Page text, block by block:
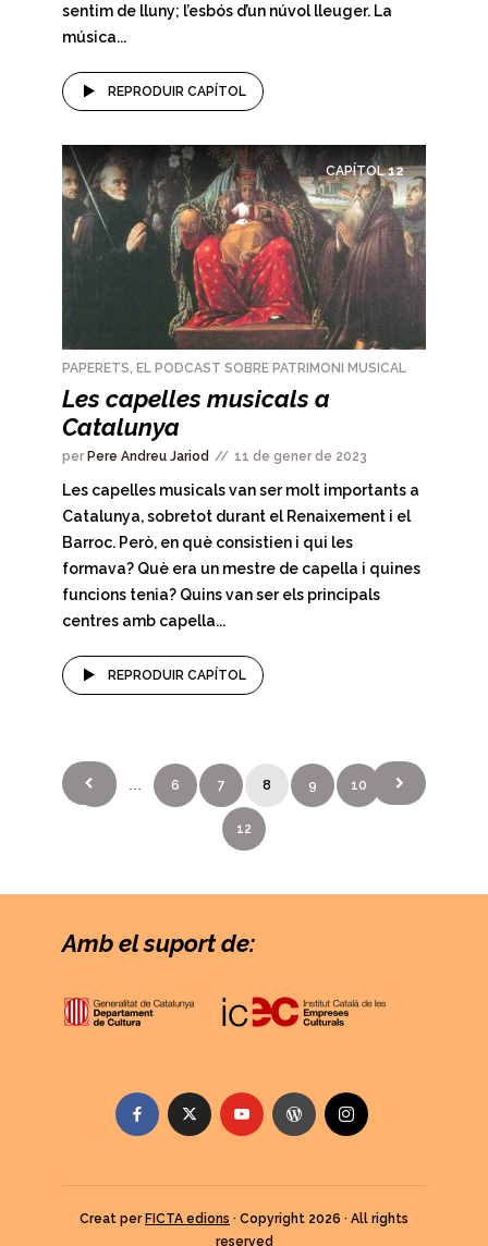
sentim de lluny; l’esbós d’un núvol lleuger. La
música...
REPRODUIR CAPÍTOL
CAPÍTOL 12
PAPERETS, EL PODCAST SOBRE PATRIMONI MUSICAL
Les capelles musicals a
Catalunya
perPere Andreu Jariod 11 de gener de 2023
Les capelles musicals van ser molt importants a
Catalunya, sobretot durant el Renaixement i el
Barroc. Però, en què consistien i qui les
formava? Què era un mestre de capella i quines
funcions tenia? Quins van ser els principals
centres amb capella...
REPRODUIR CAPÍTOL
Paginació
de
1 … 6 7 8 9 10 …
12
Amb el suport de:
Creat per FICTA edions · Copyright 2026 · All rights
reserved